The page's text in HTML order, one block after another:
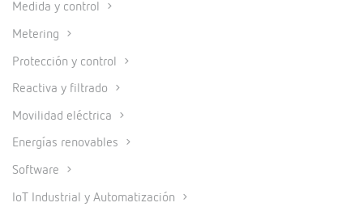
Medida y control
Metering
Protección y control
Reactiva y filtrado
Movilidad eléctrica
Energías renovables
Software
IoT Industrial y Automatización